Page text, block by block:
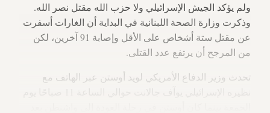
ولم يؤكد الجيش الإسرائيلي ولا حزب الله مقتل نصر الله.
وذكرت وزارة الصحة اللبنانية في البداية أن الغارات أسفرت
عن مقتل ستة أشخاص على الأقل وإصابة 91 آخرين، لكن
من المرجح أن يرتفع عدد القتلى.
تحدث وزير الدفاع الأمريكي لويد أوستن عبر الهاتف مع